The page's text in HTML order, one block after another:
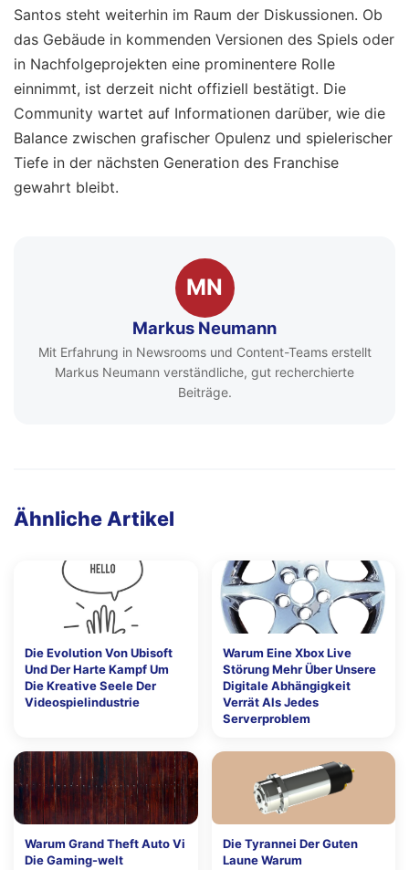
Santos steht weiterhin im Raum der Diskussionen. Ob
das Gebäude in kommenden Versionen des Spiels oder
in Nachfolgeprojekten eine prominentere Rolle
einnimmt, ist derzeit nicht offiziell bestätigt. Die
Community wartet auf Informationen darüber, wie die
Balance zwischen grafischer Opulenz und spielerischer
Tiefe in der nächsten Generation des Franchise
gewahrt bleibt.
MN
Markus Neumann
Mit Erfahrung in Newsrooms und Content-Teams erstellt
Markus Neumann verständliche, gut recherchierte
Beiträge.
Ähnliche Artikel
Die Evolution Von Ubisoft
Und Der Harte Kampf Um
Die Kreative Seele Der
Videospielindustrie
Warum Eine Xbox Live
Störung Mehr Über Unsere
Digitale Abhängigkeit
Verrät Als Jedes
Serverproblem
Warum Grand Theft Auto Vi
Die Gaming-welt
Die Tyrannei Der Guten
Laune Warum